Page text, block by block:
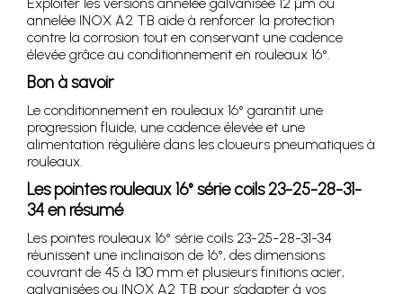
annelée INOX A2 TB aide à renforcer la protection
contre la corrosion tout en conservant une cadence
élevée grâce au conditionnement en rouleaux 16°.
Bon à savoir
Le conditionnement en rouleaux 16° garantit une
progression fluide, une cadence élevée et une
alimentation régulière dans les cloueurs pneumatiques à
rouleaux.
Les pointes rouleaux 16° série coils 23-25-28-31-
34 en résumé
Les pointes rouleaux 16° série coils 23-25-28-31-34
réunissent une inclinaison de 16°, des dimensions
couvrant de 45 à 130 mm et plusieurs finitions acier,
galvanisées ou INOX A2 TB pour s’adapter à vos